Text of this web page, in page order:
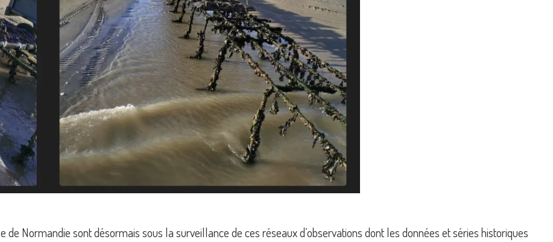
Normandie sont désormais sous la surveillance de ces réseaux d’observations dont les données et séries historiques